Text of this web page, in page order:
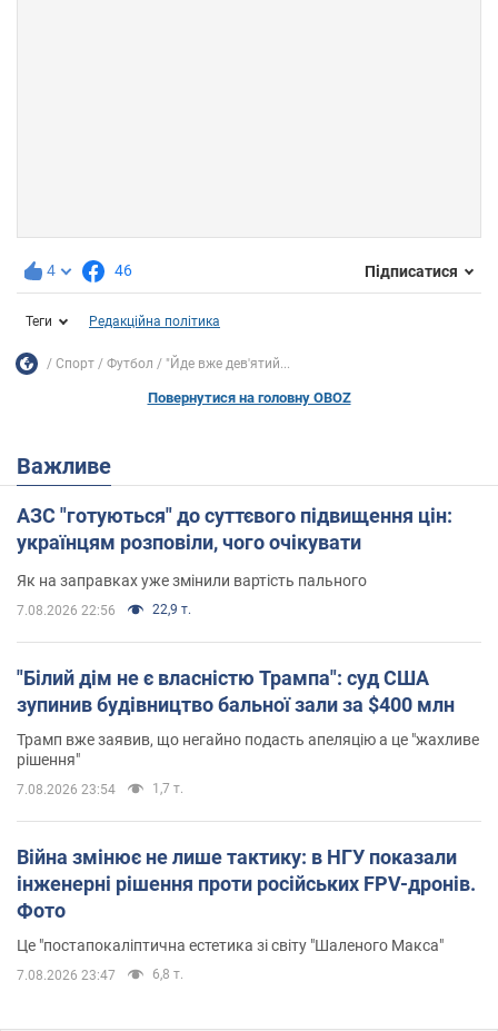
4 46 Підписатися
Теги Редакційна політика
Спорт Футбол "Йде вже дев'ятий...
Повернутися на головну OBOZ
Важливе
АЗС "готуються" до суттєвого підвищення цін:
українцям розповіли, чого очікувати
Як на заправках уже змінили вартість пального
7.08.2026 22:56 22,9 т.
"Білий дім не є власністю Трампа": суд США
зупинив будівництво бальної зали за $400 млн
Трамп вже заявив, що негайно подасть апеляцію а це "жахливе
рішення"
7.08.2026 23:54 1,7 т.
Війна змінює не лише тактику: в НГУ показали
інженерні рішення проти російських FPV-дронів.
Фото
Це "постапокаліптична естетика зі світу "Шаленого Макса"
7.08.2026 23:47 6,8 т.